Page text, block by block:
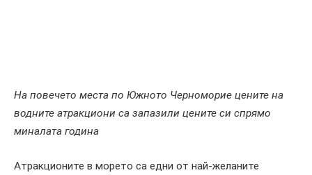
На повечето места по Южното Черноморие цените на
водните атракциони са запазили цените си спрямо
миналата година
Атракционите в морето са едни от най-желаните